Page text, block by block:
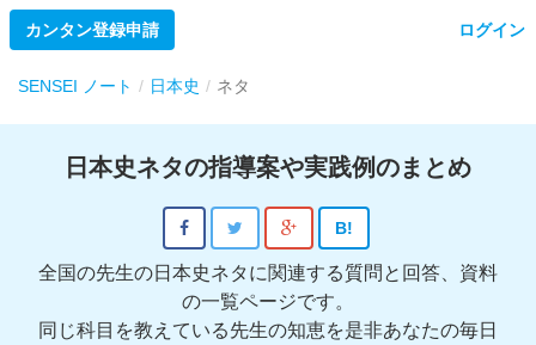
カンタン登録申請 ログイン
SENSEI ノート 日本史 ネタ
日本史ネタの指導案や実践例のまとめ
B!
全国の先生の日本史ネタに関連する質問と回答、資料
の一覧ページです。
同じ科目を教えている先生の知恵を是非あなたの毎日